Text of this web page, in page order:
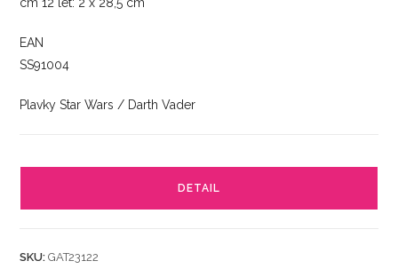
EAN
SS91004
Plavky Star Wars / Darth Vader
DETAIL
SKU:GAT23122